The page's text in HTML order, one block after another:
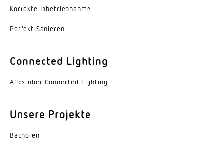
Korrekte Inbe­trieb­nahme
Perfekt Sanieren
Connected Lighting
Alles über Connected Lighting
Unsere Projekte
Bachofen